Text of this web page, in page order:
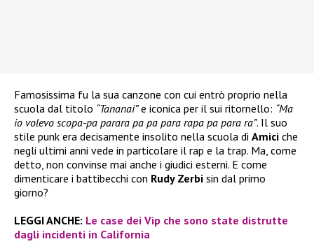
Famosissima fu la sua canzone con cui entrò proprio nella
scuola dal titolo “Tananai”e iconica per il sui ritornello: “Ma
io volevo scopa-pa parara pa pa para rapa pa para ra”. Il suo
stile punk era decisamente insolito nella scuola di Amici che
negli ultimi anni vede in particolare il rap e la trap. Ma, come
detto, non convinse mai anche i giudici esterni. E come
dimenticare i battibecchi con Rudy Zerbi sin dal primo
giorno?
LEGGI ANCHE: Le case dei Vip che sono state distrutte
dagli incidenti in California